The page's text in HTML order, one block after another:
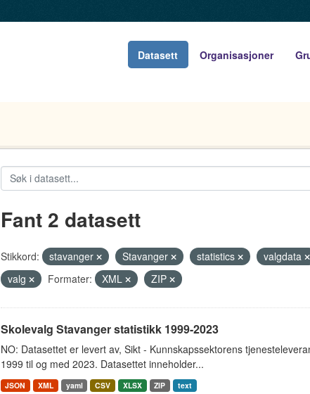
Datasett Organisasjoner
Fant 2 datasett
Stikkord: stavanger Stavanger statistics
valgdata
valg
Formater: XML ZIP
Skolevalg Stavanger statistikk 1999-2023
NO: Datasettet er levert av, Sikt - Kunnskapssektorens
1999 til og med 2023. Datasettet inneholder...
JSON XML yaml CSV XLSX ZIP text